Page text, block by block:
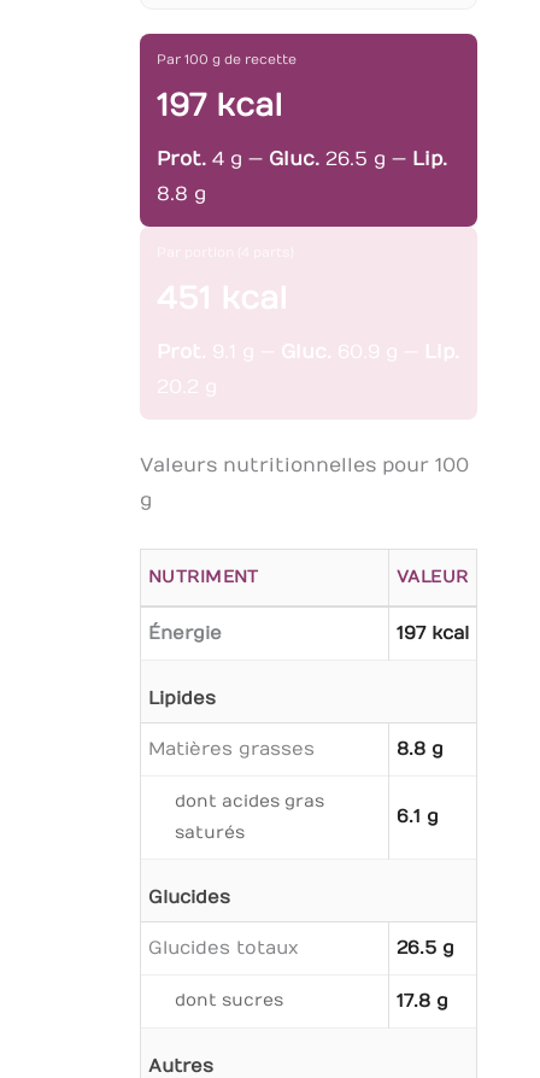
Par 100 g de recette
197 kcal
Prot. 4 g — Gluc. 26.5 g — Lip.
8.8 g
451 kcal
Prot. 9.1 g — Gluc. 60.9 g —
Lip.
20.2 g
Valeurs nutritionnelles pour 100
g
NUTRIMENT VALEUR
Énergie 197 kcal
Lipides
Matières grasses 8.8 g
dont acides gras
saturés
6.1 g
Glucides
Glucides totaux 26.5 g
dont sucres 17.8 g
Autres